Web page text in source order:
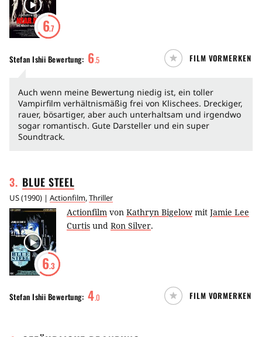
6.7
Stefan Ishii Bewertung: 6.5 FILM VORMERKEN
Auch wenn meine Bewertung niedig ist, ein toller
Vampirfilm verhältnismäßig frei von Klischees. Dreckiger,
rauer, bösartiger, aber auch unterhaltsam und irgendwo
sogar romantisch. Gute Darsteller und ein super
Soundtrack.
3. BLUE STEEL
US(1990) | Actionfilm,Thriller
6.3
Actionfilm von Kathryn Bigelow mit Jamie Lee
Curtis und Ron Silver.
Stefan Ishii Bewertung: 4.0 FILM VORMERKEN